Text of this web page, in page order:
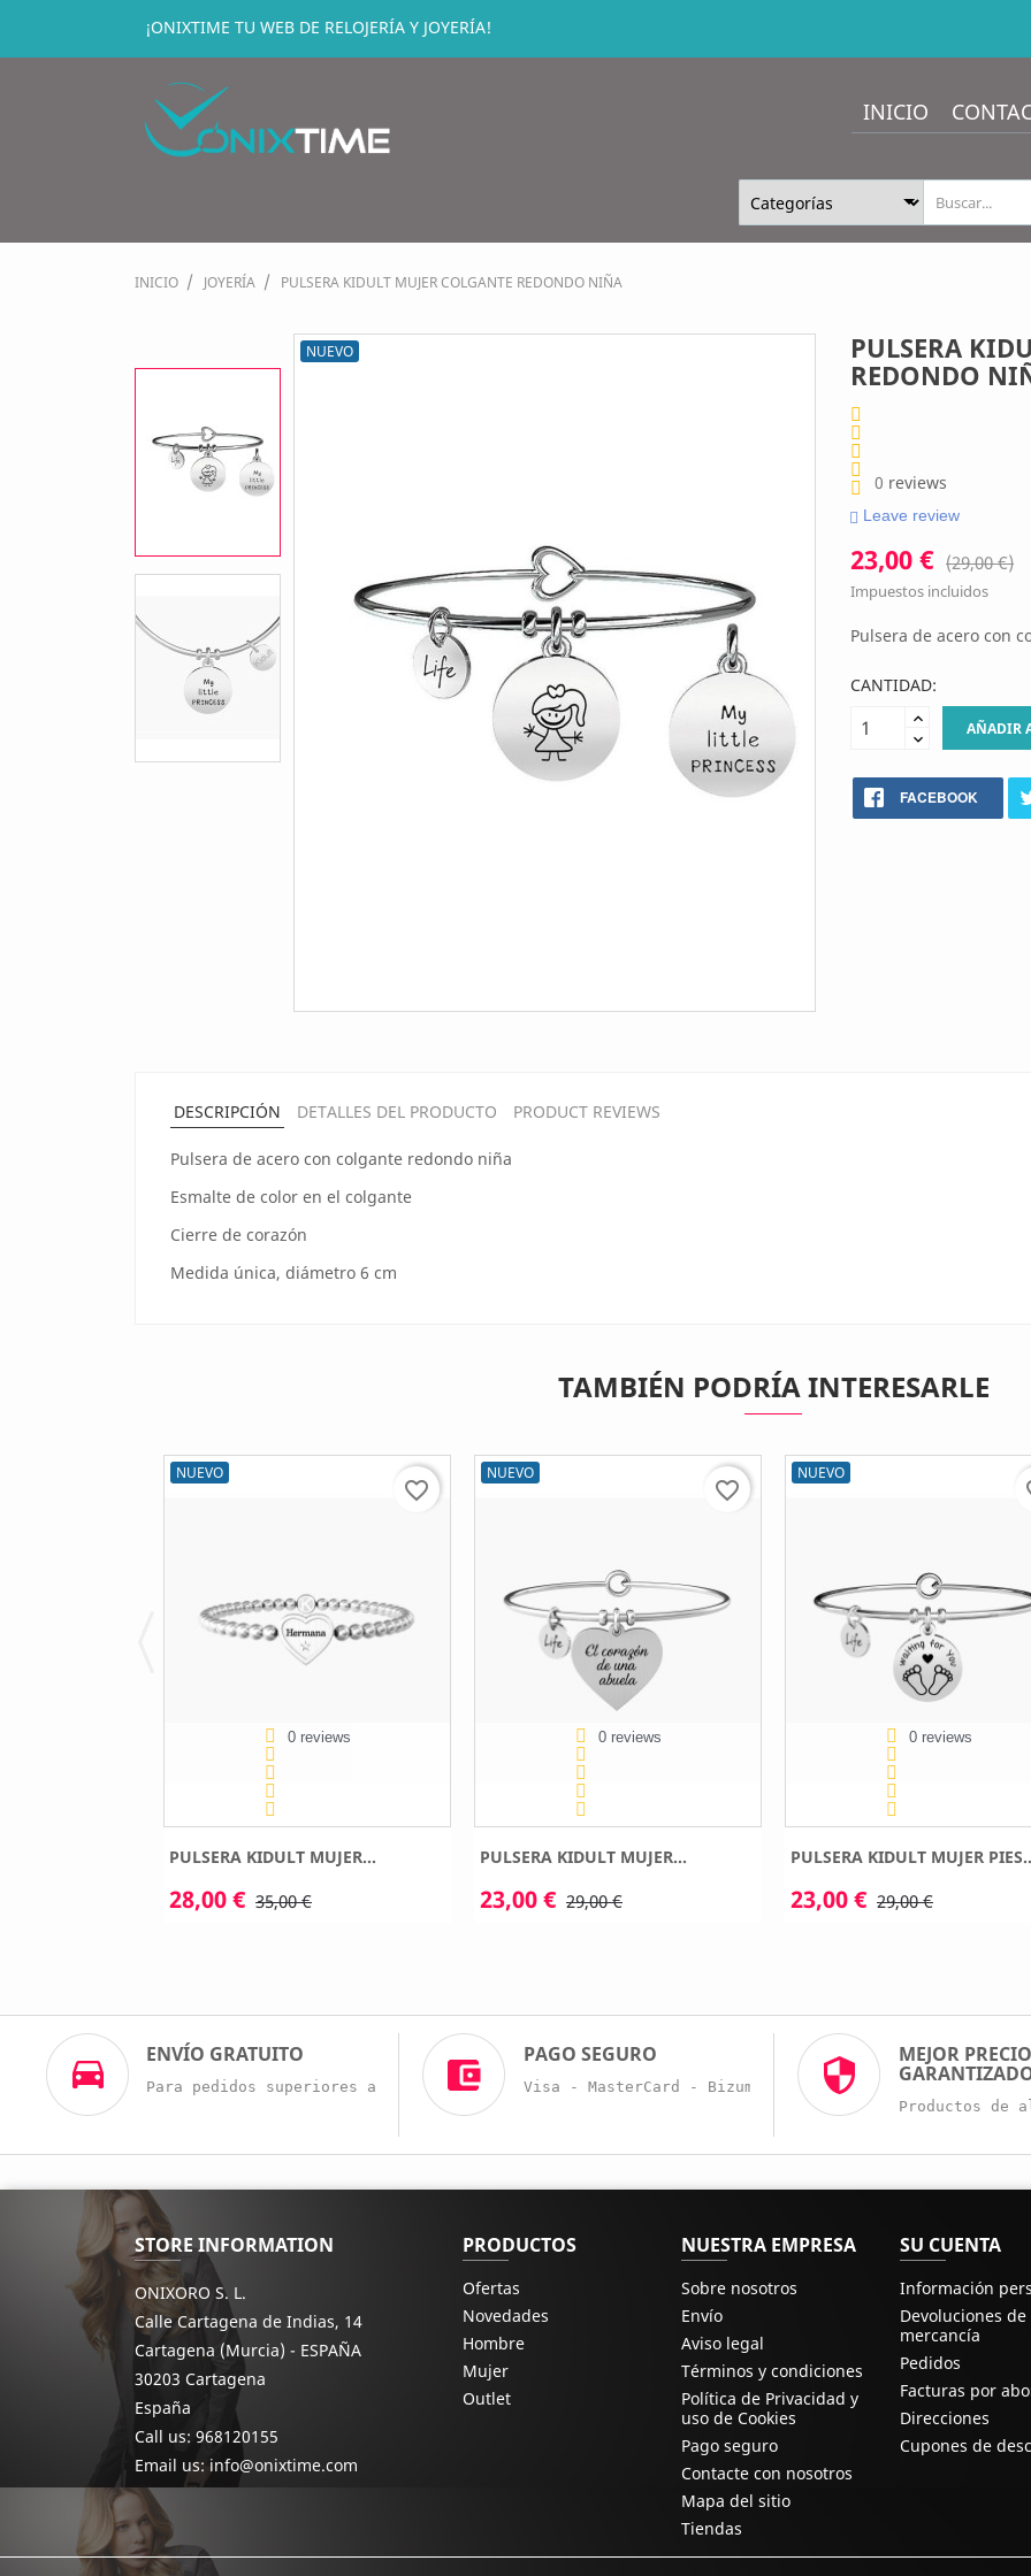
¡ONIXTIME TU WEB DE RELOJERÍA Y JOYERÍA!
INICIO
INICIO JOYERÍA PULSERA KIDULT MUJER COLGANTE REDONDO NIÑA
NUEVO
PULSERA
REDONDO
0 reviews
Leave review
23,00 € (29,00 €)
Impuestos incluidos
Pulsera de acero con
CANTIDAD:
AÑADIR
FACEBOOK
DESCRIPCIÓN DETALLES DEL PRODUCTO PRODUCT REVIEWS
Pulsera de acero con colgante redondo niña
Esmalte de color en el colgante
Cierre de corazón
Medida única, diámetro 6 cm
TAMBIÉN PODRÍA INTERESARLE
NUEVO
0 reviews
PULSERA KIDULT MUJER...
28,00 € 35,00 €
favorite_border
NUEVO
0 reviews
PULSERA KIDULT MUJER...
23,00 € 29,00 €
favorite_border
NUEVO
0 reviews
PULSERA KIDULT MUJER
23,00 € 29,00 €
ENVÍO GRATUITO
Para pedidos superiores a 60€
PAGO SEGURO
Visa - MasterCard - Bizum - Trans. Bancaria
MEJOR PRECIO
Productos de
STORE INFORMATION
ONIXORO S. L.
Calle Cartagena de Indias, 14
Cartagena (Murcia) - ESPAÑA
30203 Cartagena
España
Call us: 968120155
Email us: info@onixtime.com
PRODUCTOS
Ofertas
Novedades
Hombre
Mujer
Outlet
NUESTRA EMPRESA
Sobre nosotros
Envío
Aviso legal
Términos y condiciones
Política de Privacidad y
uso de Cookies
Pago seguro
Contacte con nosotros
Mapa del sitio
Tiendas
SU CUENTA
Información
Devoluciones de
mercancía
Pedidos
Facturas por
Direcciones
Cupones de